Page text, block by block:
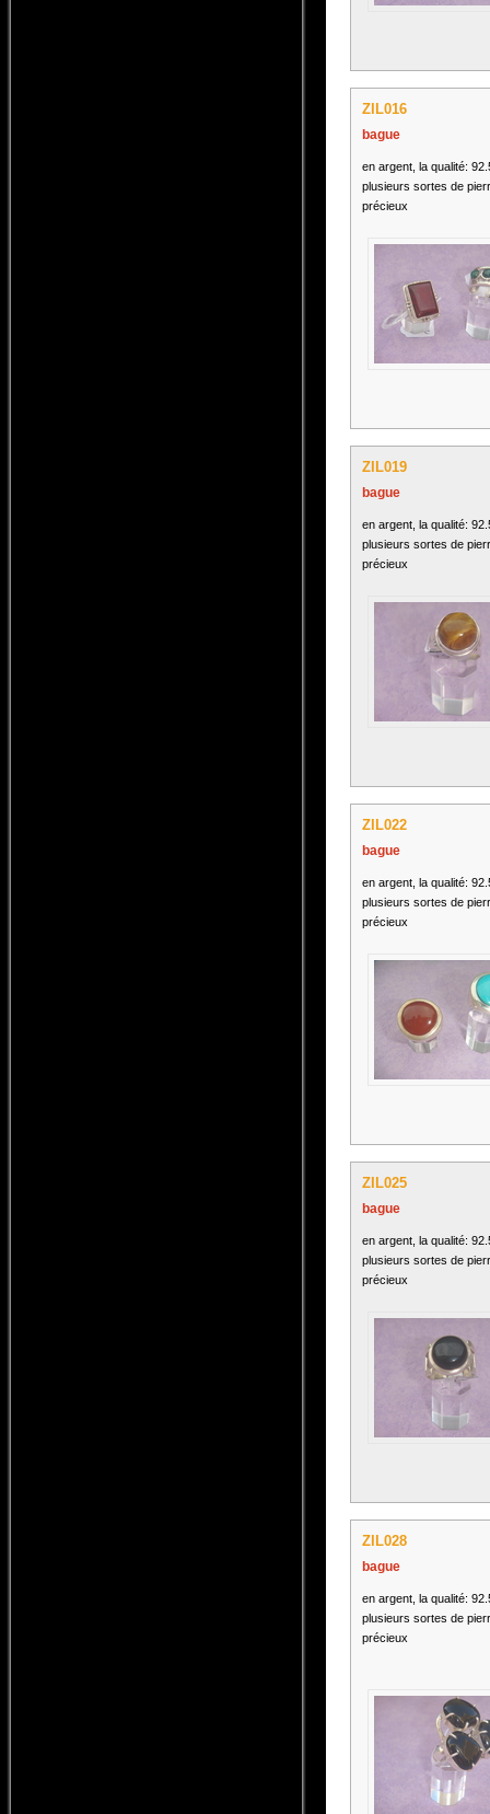
ZIL016
bague
en argent, la qualité:
plusieurs sortes de
précieux
ZIL019
bague
en argent, la qualité:
plusieurs sortes de
précieux
ZIL022
bague
en argent, la qualité:
plusieurs sortes de
précieux
ZIL025
bague
en argent, la qualité:
plusieurs sortes de
précieux
ZIL028
bague
en argent, la qualité:
plusieurs sortes de
précieux